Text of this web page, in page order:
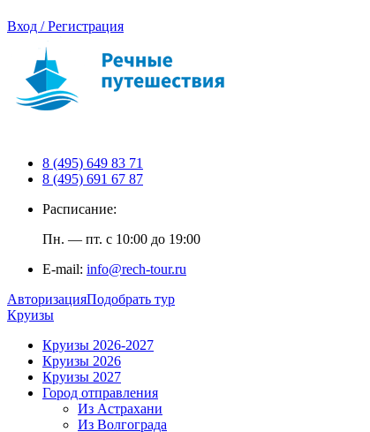
Вход / Регистрация
8 (495) 649 83 71
8 (495) 691 67 87
Расписание:
Пн. — пт. с 10:00 до 19:00
E-mail: info@rech-tour.ru
АвторизацияПодобрать тур
Круизы
Круизы 2026-2027
Круизы 2026
Круизы 2027
Город отправления
Из Астрахани
Из Волгограда